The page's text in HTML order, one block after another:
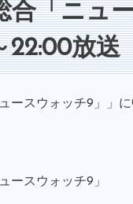
合「ニュ
22:00放送
ースウォッチ9」」
ースウォッチ9」